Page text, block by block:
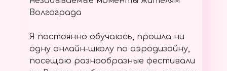
Волгограда
Я постоянно обучаюсь, прошла ни
одну онлайн-школу по аэродизайну,
посещаю разнообразные фестивали